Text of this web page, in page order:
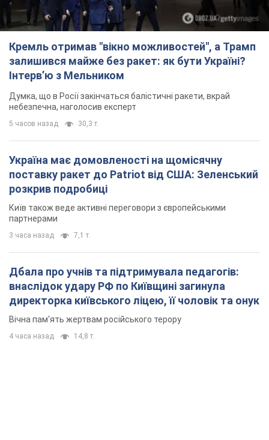
Кремль отримав "вікно можливостей", а Трамп
залишився майже без ракет: як бути Україні?
Інтерв’ю з Мельником
Думка, що в Росії закінчаться балістичні ракети, вкрай
небезпечна, наголосив експерт
5 часов назад 30,3 т.
Україна має домовленості на щомісячну
поставку ракет до Patriot від США: Зеленський
розкрив подробиці
Київ також веде активні переговори з європейськими
партнерами
3 часа назад 7,1 т.
Дбала про учнів та підтримувала педагогів:
внаслідок удару РФ по Київщині загинула
директорка київського ліцею, її чоловік та онук
Вічна пам'ять жертвам російського терору
4 часа назад 14,8 т.